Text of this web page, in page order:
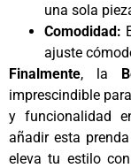
una sola
Comodidad:
ajuste
Finalmente, la
imprescindible
y funcionalidad
añadir esta
eleva tu estilo